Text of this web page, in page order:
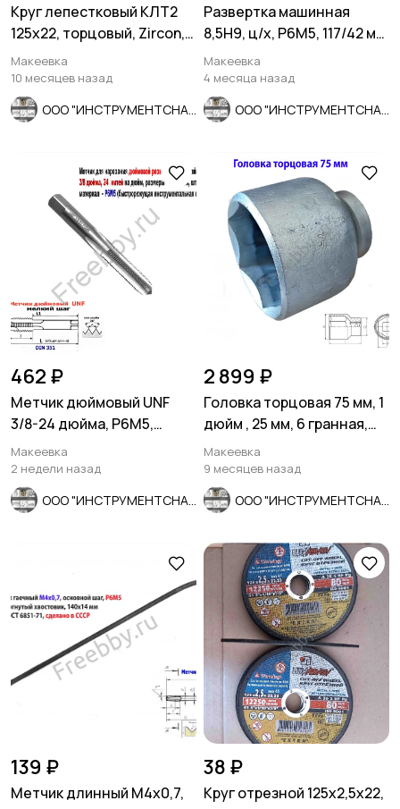
Круг лепестковый КЛТ2
125х22, торцовый, Zircon,
зерно 120, ZK, средн.
Макеевка
10 месяцев назад
Развертка машинная
8,5Н9, ц/х, Р6М5, 117/42 мм,
ГОСТ 1672-80, СССР
Макеевка
4 месяца назад
462 ₽
Метчик дюймовый UNF
3/8-24 дюйма, Р6М5,
штучный, 24 нитки, 80/34
мм.
Макеевка
2 недели назад
2 899 ₽
Головка торцовая 75 мм, 1
дюйм , 25 мм, 6 гранная,
Ц15хр, СССР.
Макеевка
9 месяцев назад
139 ₽
Метчик длинный М4х0,7,
38 ₽
Круг отрезной 125х2,5х22,